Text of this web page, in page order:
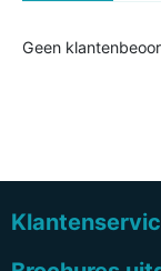
Geen